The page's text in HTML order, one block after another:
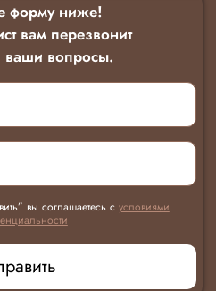
форму ниже!
вам перезвонит
ваши вопросы.
вы соглашаетесь с условиями